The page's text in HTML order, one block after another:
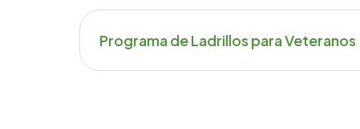
Programa de Ladrillos para Veteranos